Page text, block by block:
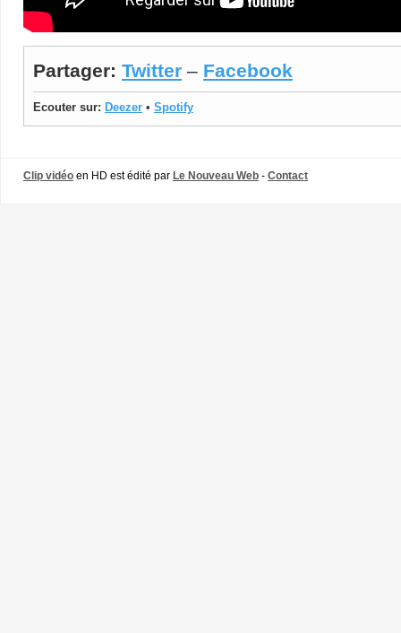
Partager: Twitter – Facebook
Ecouter sur: Deezer • Spotify
Clip vidéo en HD est édité par Le Nouveau Web - Contact